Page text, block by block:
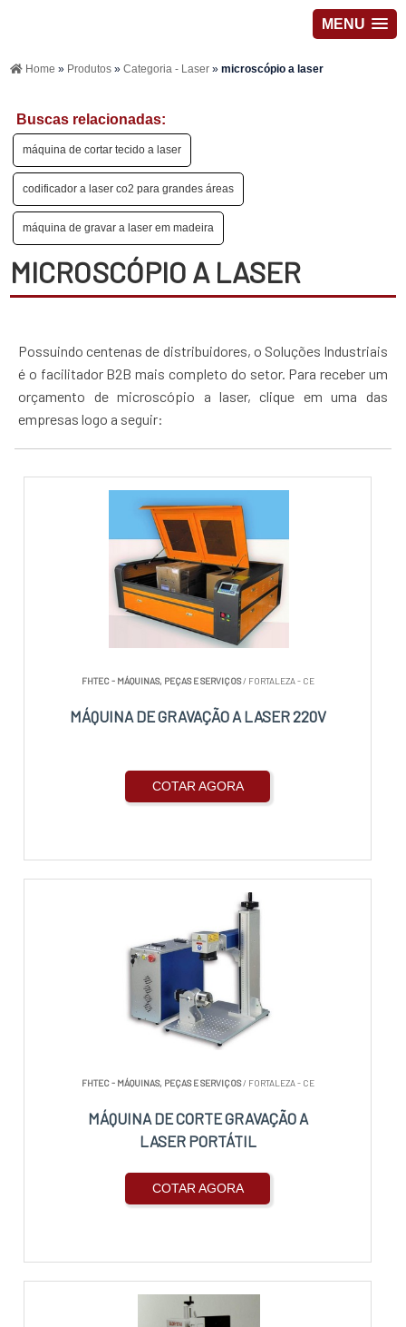
MENU
Home » Produtos»Categoria - Laser»microscópio a laser
Buscas relacionadas:
máquina de cortar tecido a laser
codificador a laser co2 para grandes áreas
máquina de gravar a laser em madeira
MICROSCÓPIO A LASER
Possuindo centenas de distribuidores, o Soluções Industriais
é o facilitador B2B mais completo do setor. Para receber um
orçamento de microscópio a laser, clique em uma das
empresas logo a seguir:
FHTEC - MÁQUINAS, PEÇAS E SERVIÇOS/ FORTALEZA - CE
MÁQUINA DE GRAVAÇÃO A LASER 220V
COTAR AGORA
FHTEC - MÁQUINAS, PEÇAS E SERVIÇOS/ FORTALEZA - CE
MÁQUINA DE CORTE GRAVAÇÃO A
LASER PORTÁTIL
COTAR AGORA